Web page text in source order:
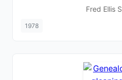
Fred Ellis
1978